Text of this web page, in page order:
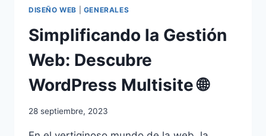
DISEÑO WEB GENERALES
Simplificando la Gestión
Web: Descubre
WordPress Multisite 🌐
28 septiembre, 2023